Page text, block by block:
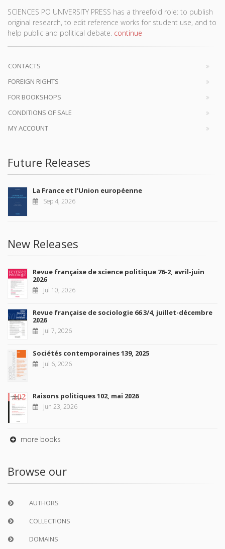
SCIENCES PO UNIVERSITY PRESS has a threefold role: to publish
original research, to edit reference works for student use, and to
help public and political debate. continue
CONTACTS
FOREIGN RIGHTS
FOR BOOKSHOPS
CONDITIONS OF SALE
MY ACCOUNT
Future Releases
La France et l'Union européenne
Sep 4, 2026
New Releases
Revue française de science politique 76-2, avril-juin
2026
Jul 10, 2026
Revue française de sociologie 66 3/4, juillet-décembre
2026
Jul 7, 2026
Sociétés contemporaines 139, 2025
Jul 6, 2026
Raisons politiques 102, mai 2026
Jun 23, 2026
more books
Browse our
AUTHORS
COLLECTIONS
DOMAINS